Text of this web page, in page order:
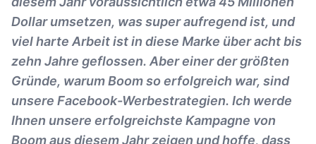
Dollar umsetzen, was super aufregend ist, und
viel harte Arbeit ist in diese Marke über acht bis
zehn Jahre geflossen. Aber einer der größten
Gründe, warum Boom so erfolgreich war, sind
unsere Facebook-Werbestrategien. Ich werde
Ihnen unsere erfolgreichste Kampagne von
Boom aus diesem Jahr zeigen und hoffe, dass